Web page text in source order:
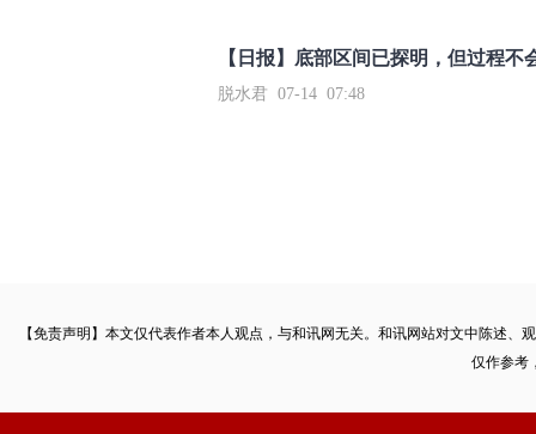
【日报】底部区间已探明，但过程不
脱水君 07-14 07:48
【免责声明】本文仅代表作者本人观点，与和讯网无关。和讯网站对文中陈述
仅作参考